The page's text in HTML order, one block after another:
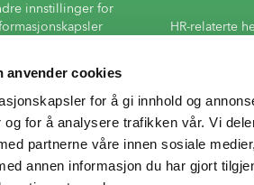
anvender cookies
for å gi innhold og
og for å analysere trafikken vår. Vi
partnerne våre innen sosiale
annen informasjon du har gjort
innstillinger for
HR-relaterte
henvendelser;
faktura